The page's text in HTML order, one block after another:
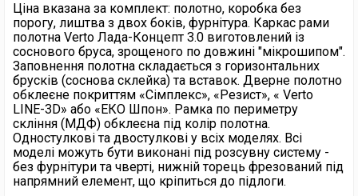
Ціна вказана за комплект: полотно, коробка без
порогу, лиштва з двох боків, фурнітура. Каркас рами
полотна Verto Лада-Концепт 3.0 виготовлений із
соснового бруса, зрощеного по довжині "мікрошипом".
Заповнення полотна складається з горизонтальних
брусків (соснова склейка) та вставок. Дверне полотно
обклеєне покриттям «Сімплекс», «Резист», « Verto
LINE-3D» або «ЕКО Шпон». Рамка по периметру
скління (МДФ) обклеєна під колір полотна.
Одностулкові та двостулкові у всіх моделях. Всі
моделі можуть бути виконані під розсувну систему -
без фурнітури та чверті, нижній торець фрезований під
напрямний елемент, що кріпиться до підлоги.